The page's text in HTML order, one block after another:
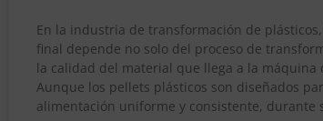
En la industria de transformación de
final depende no solo del proceso de
la calidad del material que llega a la máquina
Aunque los pellets plásticos son diseñados
alimentación uniforme y consistente, durante